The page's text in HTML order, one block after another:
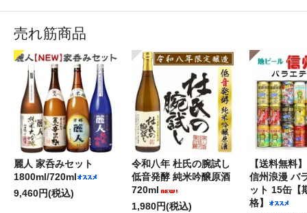
売れ筋商品
麗人 家呑みセット
1800ml/720ml
9,460円(税込)
令和八年 杜氏の腕試し
低音発酵 純米吟醸原酒
720ml
1,980円(税込)
【送料無料
信州浪漫 バ
ット 15缶【
格】